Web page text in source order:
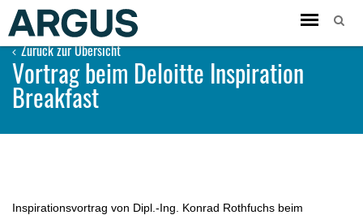
Toggle
Zurück zur Übersicht
Vortrag beim Deloitte Inspiration
Breakfast
Inspirationsvortrag von Dipl.-Ing. Konrad Rothfuchs beim